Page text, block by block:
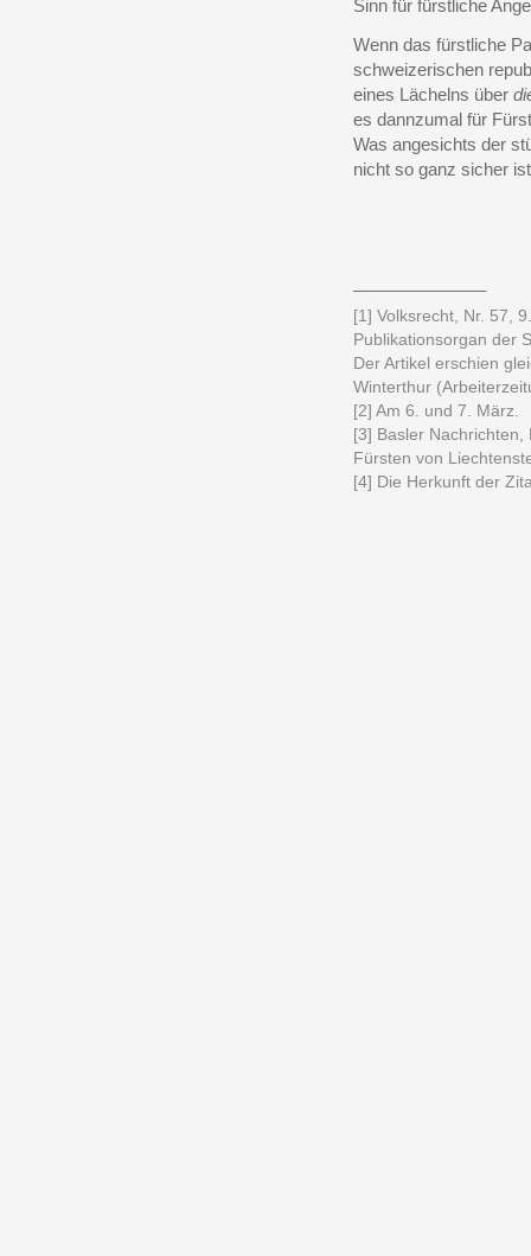
Sinn für fürstliche
Wenn das fürstliche
schweizerischen
eines Lächelns über
es dannzumal für
Was angesichts der
nicht so ganz sicher
[1] Volksrecht, Nr. 57,
Publikationsorgan der
Der Artikel erschien
Winterthur
[2] Am 6. und 7. März.
[3] Basler
Fürsten von
[4] Die Herkunft der